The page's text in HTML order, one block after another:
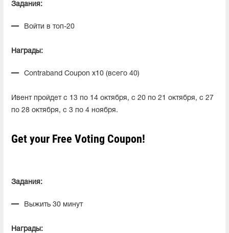
Задания:
Войти в топ-20
Награды:
Contraband Coupon x10 (всего 40)
Ивент пройдет с 13 по 14 октября, с 20 по 21 октября, с 27
по 28 октября, с 3 по 4 ноября.
Get your Free Voting Coupon!
Задания:
Выжить 30 минут
Награды: